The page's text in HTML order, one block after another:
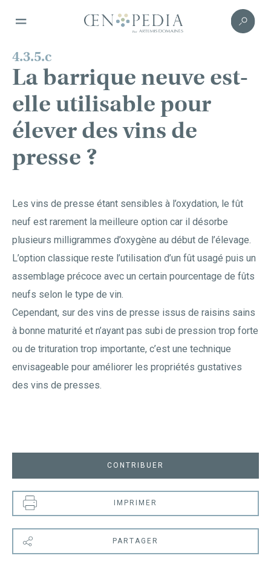
4.3.5.c
La barrique neuve est-
elle utilisable pour
élever des vins de
presse ?
Les vins de presse étant sensibles à l’oxydation, le fût
neuf est rarement la meilleure option car il désorbe
plusieurs milligrammes d’oxygène au début de l’élevage.
L’option classique reste l’utilisation d’un fût usagé puis un
assemblage précoce avec un certain pourcentage de fûts
neufs selon le type de vin.
Cependant, sur des vins de presse issus de raisins sains
à bonne maturité et n’ayant pas subi de pression trop forte
ou de trituration trop importante, c’est une technique
envisageable pour améliorer les propriétés gustatives
des vins de presses.
CONTRIBUER
IMPRIMER
PARTAGER